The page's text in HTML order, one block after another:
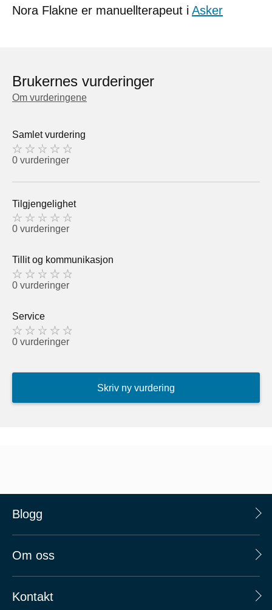
Nora Flakne er manuellterapeut i Asker
Brukernes vurderinger
Om vurderingene
Samlet vurdering
0 vurderinger
Tilgjengelighet
0 vurderinger
Tillit og kommunikasjon
0 vurderinger
Service
0 vurderinger
Skriv ny vurdering
Blogg
Om oss
Kontakt